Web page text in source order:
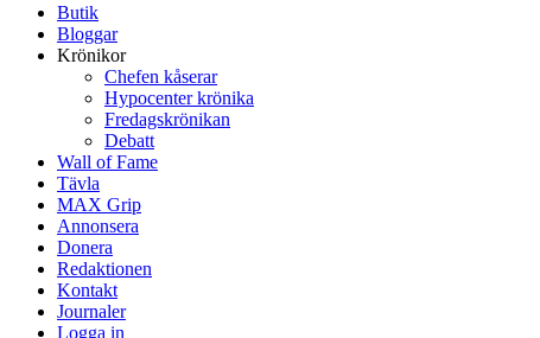
Butik
Bloggar
Krönikor
Chefen kåserar
Hypocenter krönika
Fredagskrönikan
Debatt
Wall of Fame
Tävla
MAX Grip
Annonsera
Donera
Redaktionen
Kontakt
Journaler
Logga in